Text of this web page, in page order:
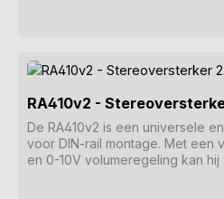
RA410v2 -
De RA410v2 is een universele
voor DIN-rail montage. Met een
en 0-10V volumeregeling kan